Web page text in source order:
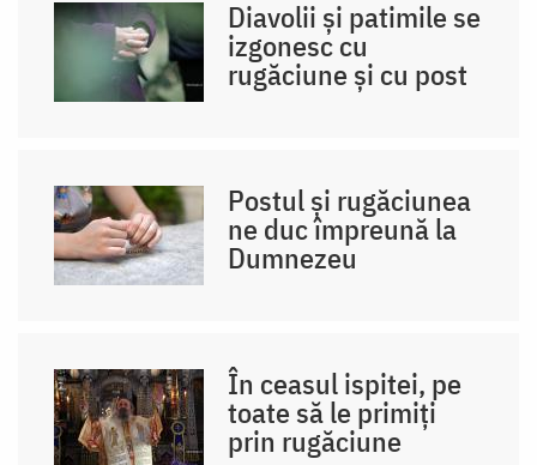
Diavolii și patimile se
izgonesc cu
rugăciune și cu post
Postul și rugăciunea
ne duc împreună la
Dumnezeu
În ceasul ispitei, pe
toate să le primiți
prin rugăciune